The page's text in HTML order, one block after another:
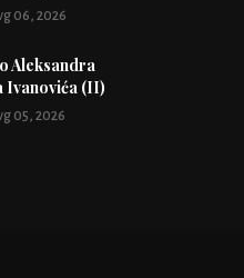
06, 2026
Aleksandra
Ivanovića (II)
05, 2026